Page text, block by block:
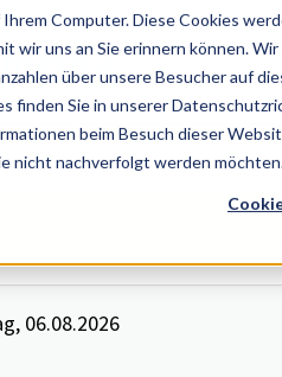
Computer. Diese Cookies
wir uns an Sie erinnern können.
über unsere Besucher auf
finden Sie in unserer
beim Besuch dieser
nicht nachverfolgt werden
06.08.2026